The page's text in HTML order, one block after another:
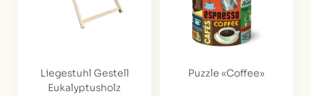
Liegestuhl Gestell
Eukalyptusholz
Puzzle «Coffee»